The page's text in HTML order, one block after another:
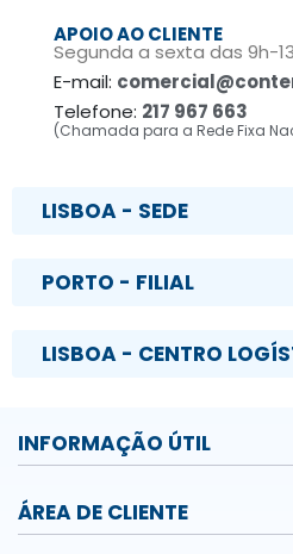
APOIO AO CLIENTE
Segunda a sexta das 9h-
E-mail:
Telefone: 217 967 663
(Chamada para a Rede Fixa
LISBOA - SEDE
PORTO - FILIAL
LISBOA - CENTRO
INFORMAÇÃO ÚTIL
ÁREA DE CLIENTE